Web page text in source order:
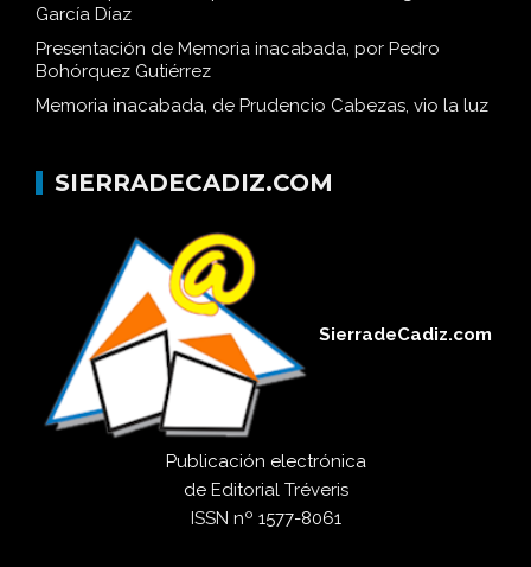
García Díaz
Presentación de Memoria inacabada, por Pedro
Bohórquez Gutiérrez
Memoria inacabada, de Prudencio Cabezas, vio la luz
SIERRADECADIZ.COM
SierradeCadiz.com
Publicación electrónica
de Editorial Tréveris
ISSN nº 1577-8061